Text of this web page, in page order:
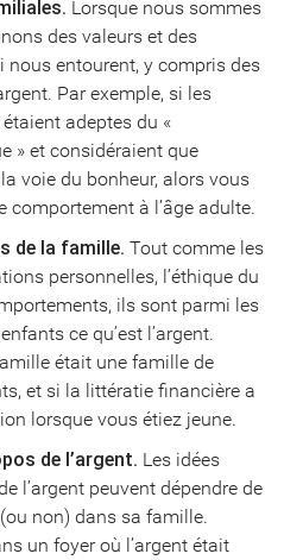
Lorsque nous sommes
des valeurs et des
nous entourent, y compris des
Par exemple, si les
adeptes du «
» et considéraient que
voie du bonheur, alors vous
comportement à l’âge adulte.
de la famille. Tout comme les
personnelles, l’éthique du
ils sont parmi les
ce qu’est l’argent.
était une famille de
et si la littératie financière a
lorsque vous étiez jeune.
de l’argent. Les idées
l’argent peuvent dépendre de
non) dans sa famille.
un foyer où l’argent était